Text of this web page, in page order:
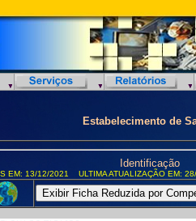
Estabelecimento de
Identificação
EM: 13/12/2021 ULTIMA ATUALIZAÇÃO EM: